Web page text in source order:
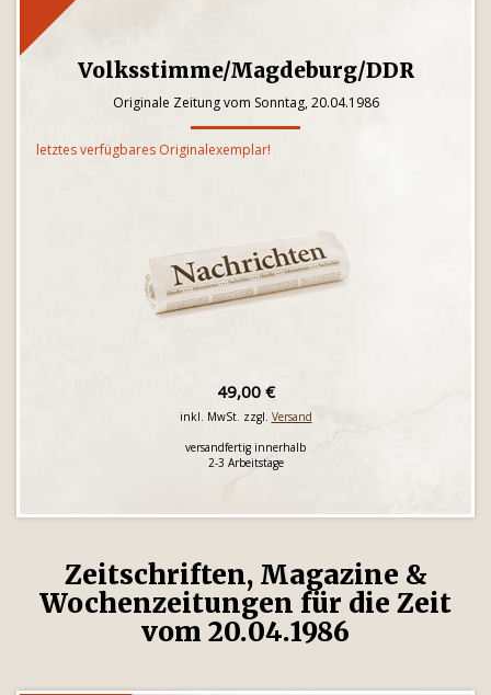
Volksstimme/Magdeburg/DDR
Originale Zeitung vom Sonntag, 20.04.1986
letztes verfügbares Originalexemplar!
49,00 €
inkl. MwSt. zzgl. Versand
versandfertig innerhalb
2-3 Arbeitstage
Zeitschriften, Magazine &
Wochenzeitungen für die Zeit
vom 20.04.1986